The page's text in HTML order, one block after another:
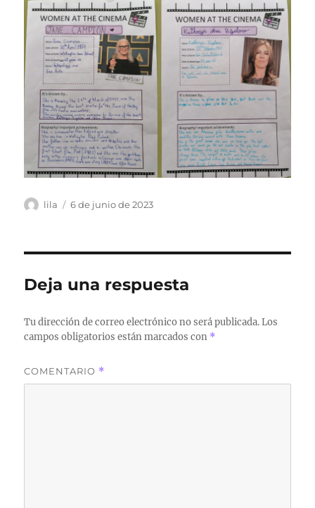
Autor
lila
Publicado
6 de junio de 2023
Deja una respuesta
Tu dirección de correo electrónico no será publicada. Los
campos obligatorios están marcados con *
COMENTARIO *